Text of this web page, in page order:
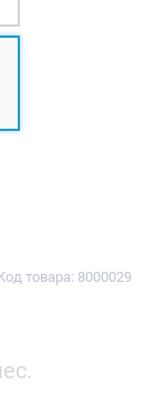
товара: 8000029